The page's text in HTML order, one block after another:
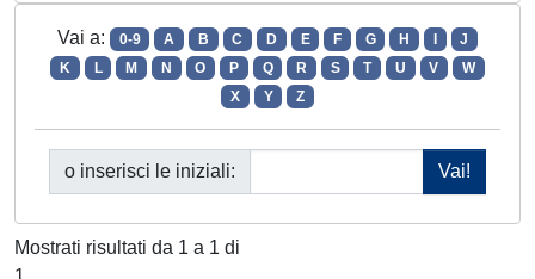
Vai a: 0-9 A B C D E F G H
J
K
L M N O P Q R S T U V
W
X
Y Z
o inserisci le iniziali:
Mostrati risultati da 1 a 1 di